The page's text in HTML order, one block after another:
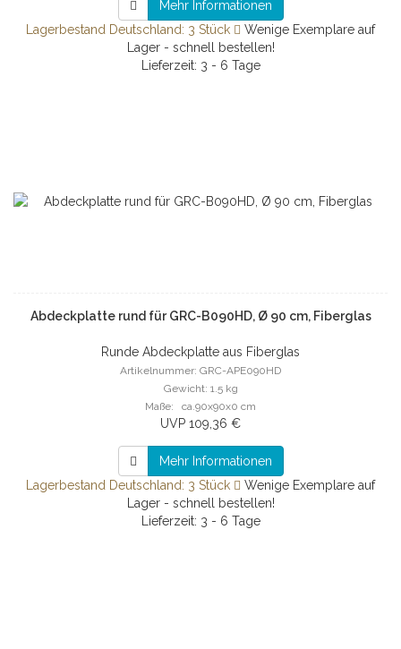
Mehr Informationen
Lagerbestand Deutschland: 3 Stück
Wenige Exemplare auf
Lager - schnell bestellen!
Lieferzeit: 3 - 6 Tage
Abdeckplatte rund für GRC-B090HD, Ø 90 cm, Fiberglas
Runde Abdeckplatte aus Fiberglas
Artikelnummer: GRC-APE090HD
Gewicht: 1.5 kg
Maße: ca.90x90x0 cm
UVP 109,36 €
Mehr Informationen
Lagerbestand Deutschland: 3 Stück
Wenige Exemplare auf
Lager - schnell bestellen!
Lieferzeit: 3 - 6 Tage